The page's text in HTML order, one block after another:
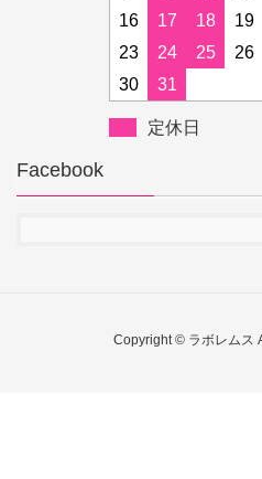
16
17 18 19
23
24 25 26
30
31
定休日
Facebook
Copyright © ラボレムス